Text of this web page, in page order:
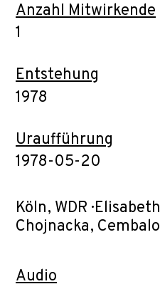
Anzahl Mitwirkende
1
Entstehung
1978
Uraufführung
1978-05-20
Köln, WDR · Elisabeth
Chojnacka, Cembalo
Audio